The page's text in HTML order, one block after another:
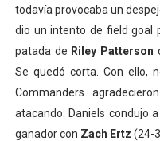
todavía provocaba un
dio un intento de field goal
patada de Riley Patterson
Se quedó corta. Con ello,
Commanders
atacando. Daniels condujo
ganador con Zach Ertz (24-